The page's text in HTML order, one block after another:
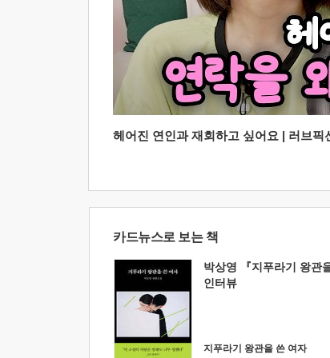
헤어진 연인과 재회하고 싶어요 | 러브픽
카드뉴스로 보는 책
박상영 『지푸라기 왕관
인터뷰
지푸라기 왕관을 쓴 여자